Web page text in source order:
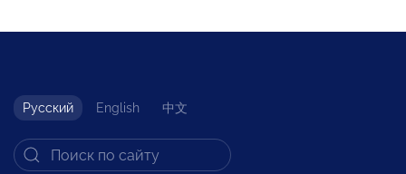
Русский English 中文